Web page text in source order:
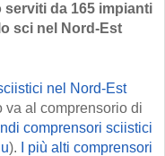
da 165 impianti
sci nel Nord-Est
nel Nord-Est
va al comprensorio di
comprensori sciistici
).
I più alti comprensori